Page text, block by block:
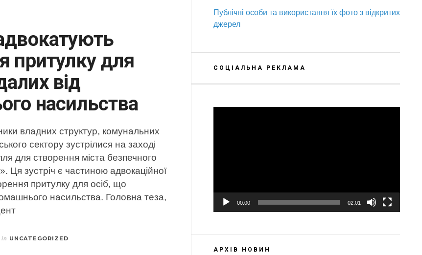
притулку для
від
насильства
владних структур, комунальних
сектору зустрілися на заході
для створення міста безпечного
Ця зустріч є частиною адвокаційної
притулку для осіб, що
насильства. Головна теза,
in UNCATEGORIZED
Публічні особи та використання їх фото з відкритих
джерел
СОЦІАЛЬНА РЕКЛАМА
00:00 02:01
АРХІВ НОВИН